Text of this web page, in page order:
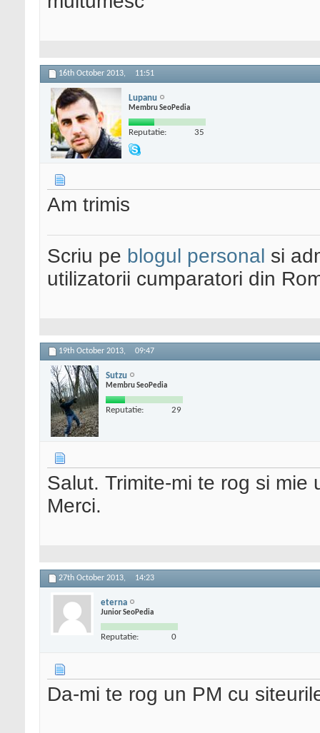
16th October 2013, 11:51
Lupanu
Membru SeoPedia
Reputatie: 35
Am trimis
Scriu pe blogul personal si
utilizatorii cumparatori din
19th October 2013, 09:47
Sutzu
Membru SeoPedia
Reputatie: 29
Salut. Trimite-mi te rog si mie
Merci.
27th October 2013, 14:23
eterna
Junior SeoPedia
Reputatie: 0
Da-mi te rog un PM cu